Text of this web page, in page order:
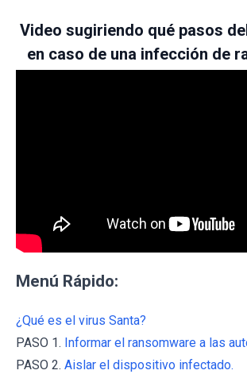
Video sugiriendo qué pasos
en caso de una infección de
Menú Rápido:
¿Qué es el virus Santa?
PASO 1. Informar el ransomware a las
PASO 2. Aislar el dispositivo infectado.